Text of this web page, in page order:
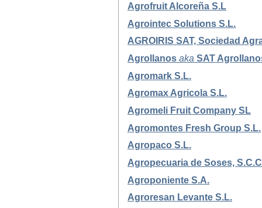
Agrofruit Alcoreña S.L
Agrointec Solutions S.L.
AGROIRIS SAT, Sociedad
Agrollanos aka SAT
Agromark S.L.
Agromax Agricola S.L.
Agromeli Fruit Company SL
Agromontes Fresh Group S.L.
Agropaco S.L.
Agropecuaria de Soses,
Agroponiente S.A.
Agroresan Levante S.L.